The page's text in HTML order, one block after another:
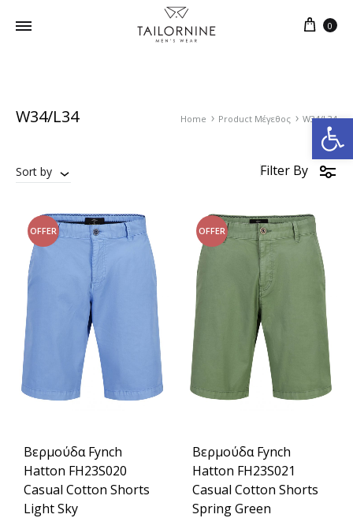
Ανοίξτε τη γραμμή εργαλείων
0
W34/L34 Home Product Μέγεθος W34/L34
Sort by Filter By
OFFER
Βερμούδα Fynch
Hatton FH23S020
Casual Cotton Shorts
Light Sky
OFFER
Βερμούδα Fynch
Hatton FH23S021
Casual Cotton Shorts
Spring Green